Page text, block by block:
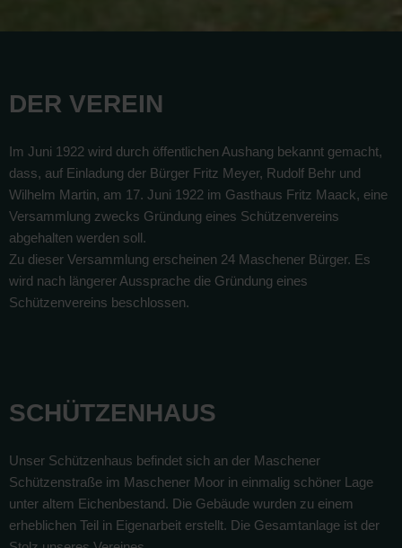
DER VEREIN
Im Juni 1922 wird durch öffentlichen Aushang bekannt gemacht,
dass, auf Einladung der Bürger Fritz Meyer, Rudolf Behr und
Wilhelm Martin, am 17. Juni 1922 im Gasthaus Fritz Maack, eine
Versammlung zwecks Gründung eines Schützenvereins
abgehalten werden soll.
Zu dieser Versammlung erscheinen 24 Maschener Bürger. Es
wird nach längerer Aussprache die Gründung eines
Schützenvereins beschlossen.
SCHÜTZENHAUS
Unser Schützenhaus befindet sich an der Maschener
Schützenstraße im Maschener Moor in einmalig schöner Lage
unter altem Eichenbestand. Die Gebäude wurden zu einem
erheblichen Teil in Eigenarbeit erstellt. Die Gesamtanlage ist der